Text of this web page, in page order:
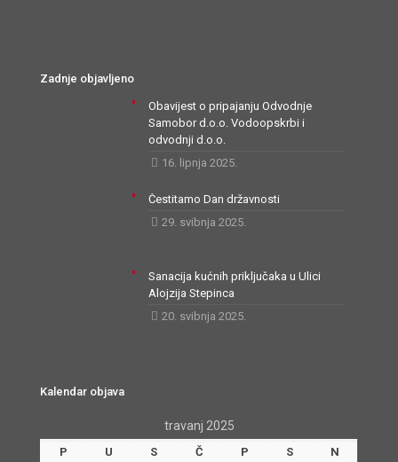
Zadnje objavljeno
Obavijest o pripajanju Odvodnje
Samobor d.o.o. Vodoopskrbi i
odvodnji d.o.o.
16. lipnja 2025.
Čestitamo Dan državnosti
29. svibnja 2025.
Sanacija kućnih priključaka u Ulici
Alojzija Stepinca
20. svibnja 2025.
Kalendar objava
travanj 2025
P U S Č P S
N